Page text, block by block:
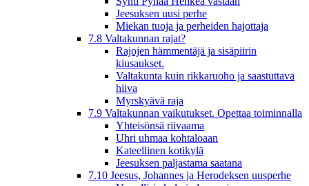
Jeesuksen uusi perhe
Miekan tuoja ja perheiden hajottaja
7.8 Valtakunnan rajat?
Rajojen hämmentäjä ja sisäpiirin
kiusaukset.
Valtakunta kuin rikkaruoho ja saastuttava
hiiva
Myrskyävä raja
7.9 Valtakunnan vaikutukset. Opettaa toiminnalla
Yhteisönsä riivaama
Uhri uhmaa kohtaloaan
Kateellinen kotikylä
Jeesuksen paljastama saatana
7.10 Jeesus, Johannes ja Herodeksen uusperhe